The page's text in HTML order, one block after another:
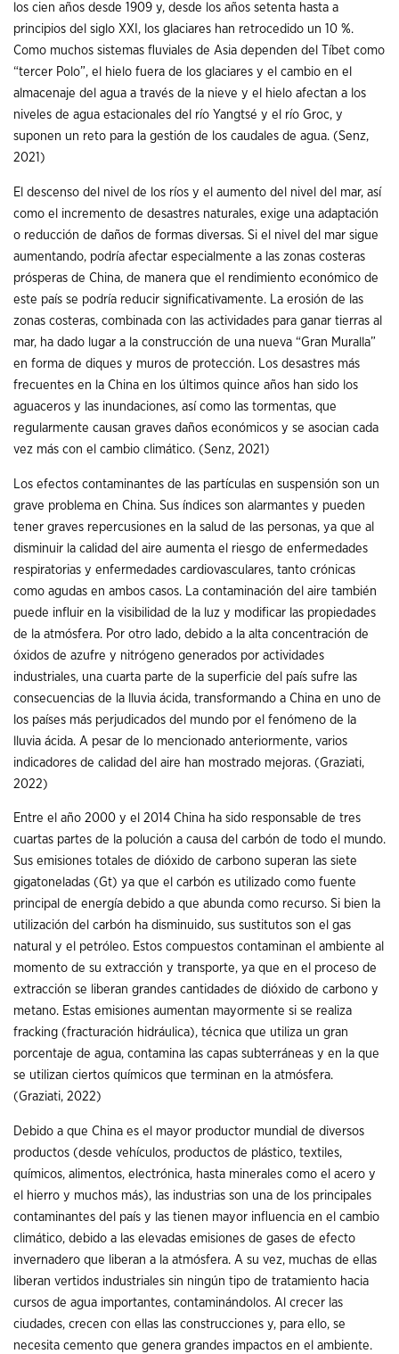
los cien años desde 1909 y, desde los años setenta hasta a
principios del siglo XXI, los glaciares han retrocedido un 10 %.
Como muchos sistemas fluviales de Asia dependen del Tíbet como
“tercer Polo”, el hielo fuera de los glaciares y el cambio en el
almacenaje del agua a través de la nieve y el hielo afectan a los
niveles de agua estacionales del río Yangtsé y el río Groc, y
suponen un reto para la gestión de los caudales de agua. (Senz,
2021)
El descenso del nivel de los ríos y el aumento del nivel del mar, así
como el incremento de desastres naturales, exige una adaptación
o reducción de daños de formas diversas. Si el nivel del mar sigue
aumentando, podría afectar especialmente a las zonas costeras
prósperas de China, de manera que el rendimiento económico de
este país se podría reducir significativamente. La erosión de las
zonas costeras, combinada con las actividades para ganar tierras al
mar, ha dado lugar a la construcción de una nueva “Gran Muralla”
en forma de diques y muros de protección. Los desastres más
frecuentes en la China en los últimos quince años han sido los
aguaceros y las inundaciones, así como las tormentas, que
regularmente causan graves daños económicos y se asocian cada
vez más con el cambio climático. (Senz, 2021)
Los efectos contaminantes de las partículas en suspensión son un
grave problema en China. Sus índices son alarmantes y pueden
tener graves repercusiones en la salud de las personas, ya que al
disminuir la calidad del aire aumenta el riesgo de enfermedades
respiratorias y enfermedades cardiovasculares, tanto crónicas
como agudas en ambos casos. La contaminación del aire también
puede influir en la visibilidad de la luz y modificar las propiedades
de la atmósfera. Por otro lado, debido a la alta concentración de
óxidos de azufre y nitrógeno generados por actividades
industriales, una cuarta parte de la superficie del país sufre las
consecuencias de la lluvia ácida, transformando a China en uno de
los países más perjudicados del mundo por el fenómeno de la
lluvia ácida. A pesar de lo mencionado anteriormente, varios
indicadores de calidad del aire han mostrado mejoras. (Graziati,
2022)
Entre el año 2000 y el 2014 China ha sido responsable de tres
cuartas partes de la polución a causa del carbón de todo el mundo.
Sus emisiones totales de dióxido de carbono superan las siete
gigatoneladas (Gt) ya que el carbón es utilizado como fuente
principal de energía debido a que abunda como recurso. Si bien la
utilización del carbón ha disminuido, sus sustitutos son el gas
natural y el petróleo. Estos compuestos contaminan el ambiente al
momento de su extracción y transporte, ya que en el proceso de
extracción se liberan grandes cantidades de dióxido de carbono y
metano. Estas emisiones aumentan mayormente si se realiza
fracking (fracturación hidráulica), técnica que utiliza un gran
porcentaje de agua, contamina las capas subterráneas y en la que
se utilizan ciertos químicos que terminan en la atmósfera.
(Graziati, 2022)
Debido a que China es el mayor productor mundial de diversos
productos (desde vehículos, productos de plástico, textiles,
químicos, alimentos, electrónica, hasta minerales como el acero y
el hierro y muchos más), las industrias son una de los principales
contaminantes del país y las tienen mayor influencia en el cambio
climático, debido a las elevadas emisiones de gases de efecto
invernadero que liberan a la atmósfera. A su vez, muchas de ellas
liberan vertidos industriales sin ningún tipo de tratamiento hacia
cursos de agua importantes, contaminándolos. Al crecer las
ciudades, crecen con ellas las construcciones y, para ello, se
necesita cemento que genera grandes impactos en el ambiente.